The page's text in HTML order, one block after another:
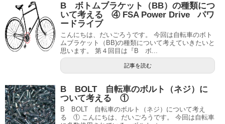
B ボトムブラケット（BB）の種類につ
いて考える ④ FSA Power Drive パワ
ードライブ
こんにちは、だいごろうです。 今回は自転車のボト
ムブラケット（BB)の種類について考えていきたいと
思います。 第４回目は『B ボ...
記事を読む
B BOLT 自転車のボルト（ネジ）に
ついて考える ①
B BOLT 自転車のボルト（ネジ）について考え
る ① こんにちは、だいごろうです。 今回は自転車